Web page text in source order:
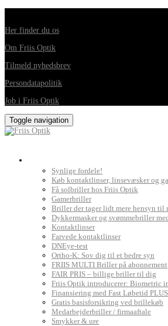
Her finder du os
Om Friis Optik
Tilmeld nyhedsbrev
Persondatapolitik
Job i Friis Optik
Toggle navigation
Synlige fordele!
Køb kontaktlinser, linsevæsker og
Få solbriller hos Friis Optik
Gamerbriller
Briller der tager lidt mere hensyn til
Dykkermasker og svømmebriller
Kontaktlinser
Farvede kontaktlinser
DNEye-test
Ortho-K: Sov dig til et bedre syn
FRIIS MULTI Briller på abonnement
FAIR PRIS – billige briller til dig
Friis Optik introducerer: Biometric
Finansiering med Fast Løbetid PLUS
Gratis basisforsikring ved brillekøb
Medarbejderbriller / firmaaftale
Smykker & ure